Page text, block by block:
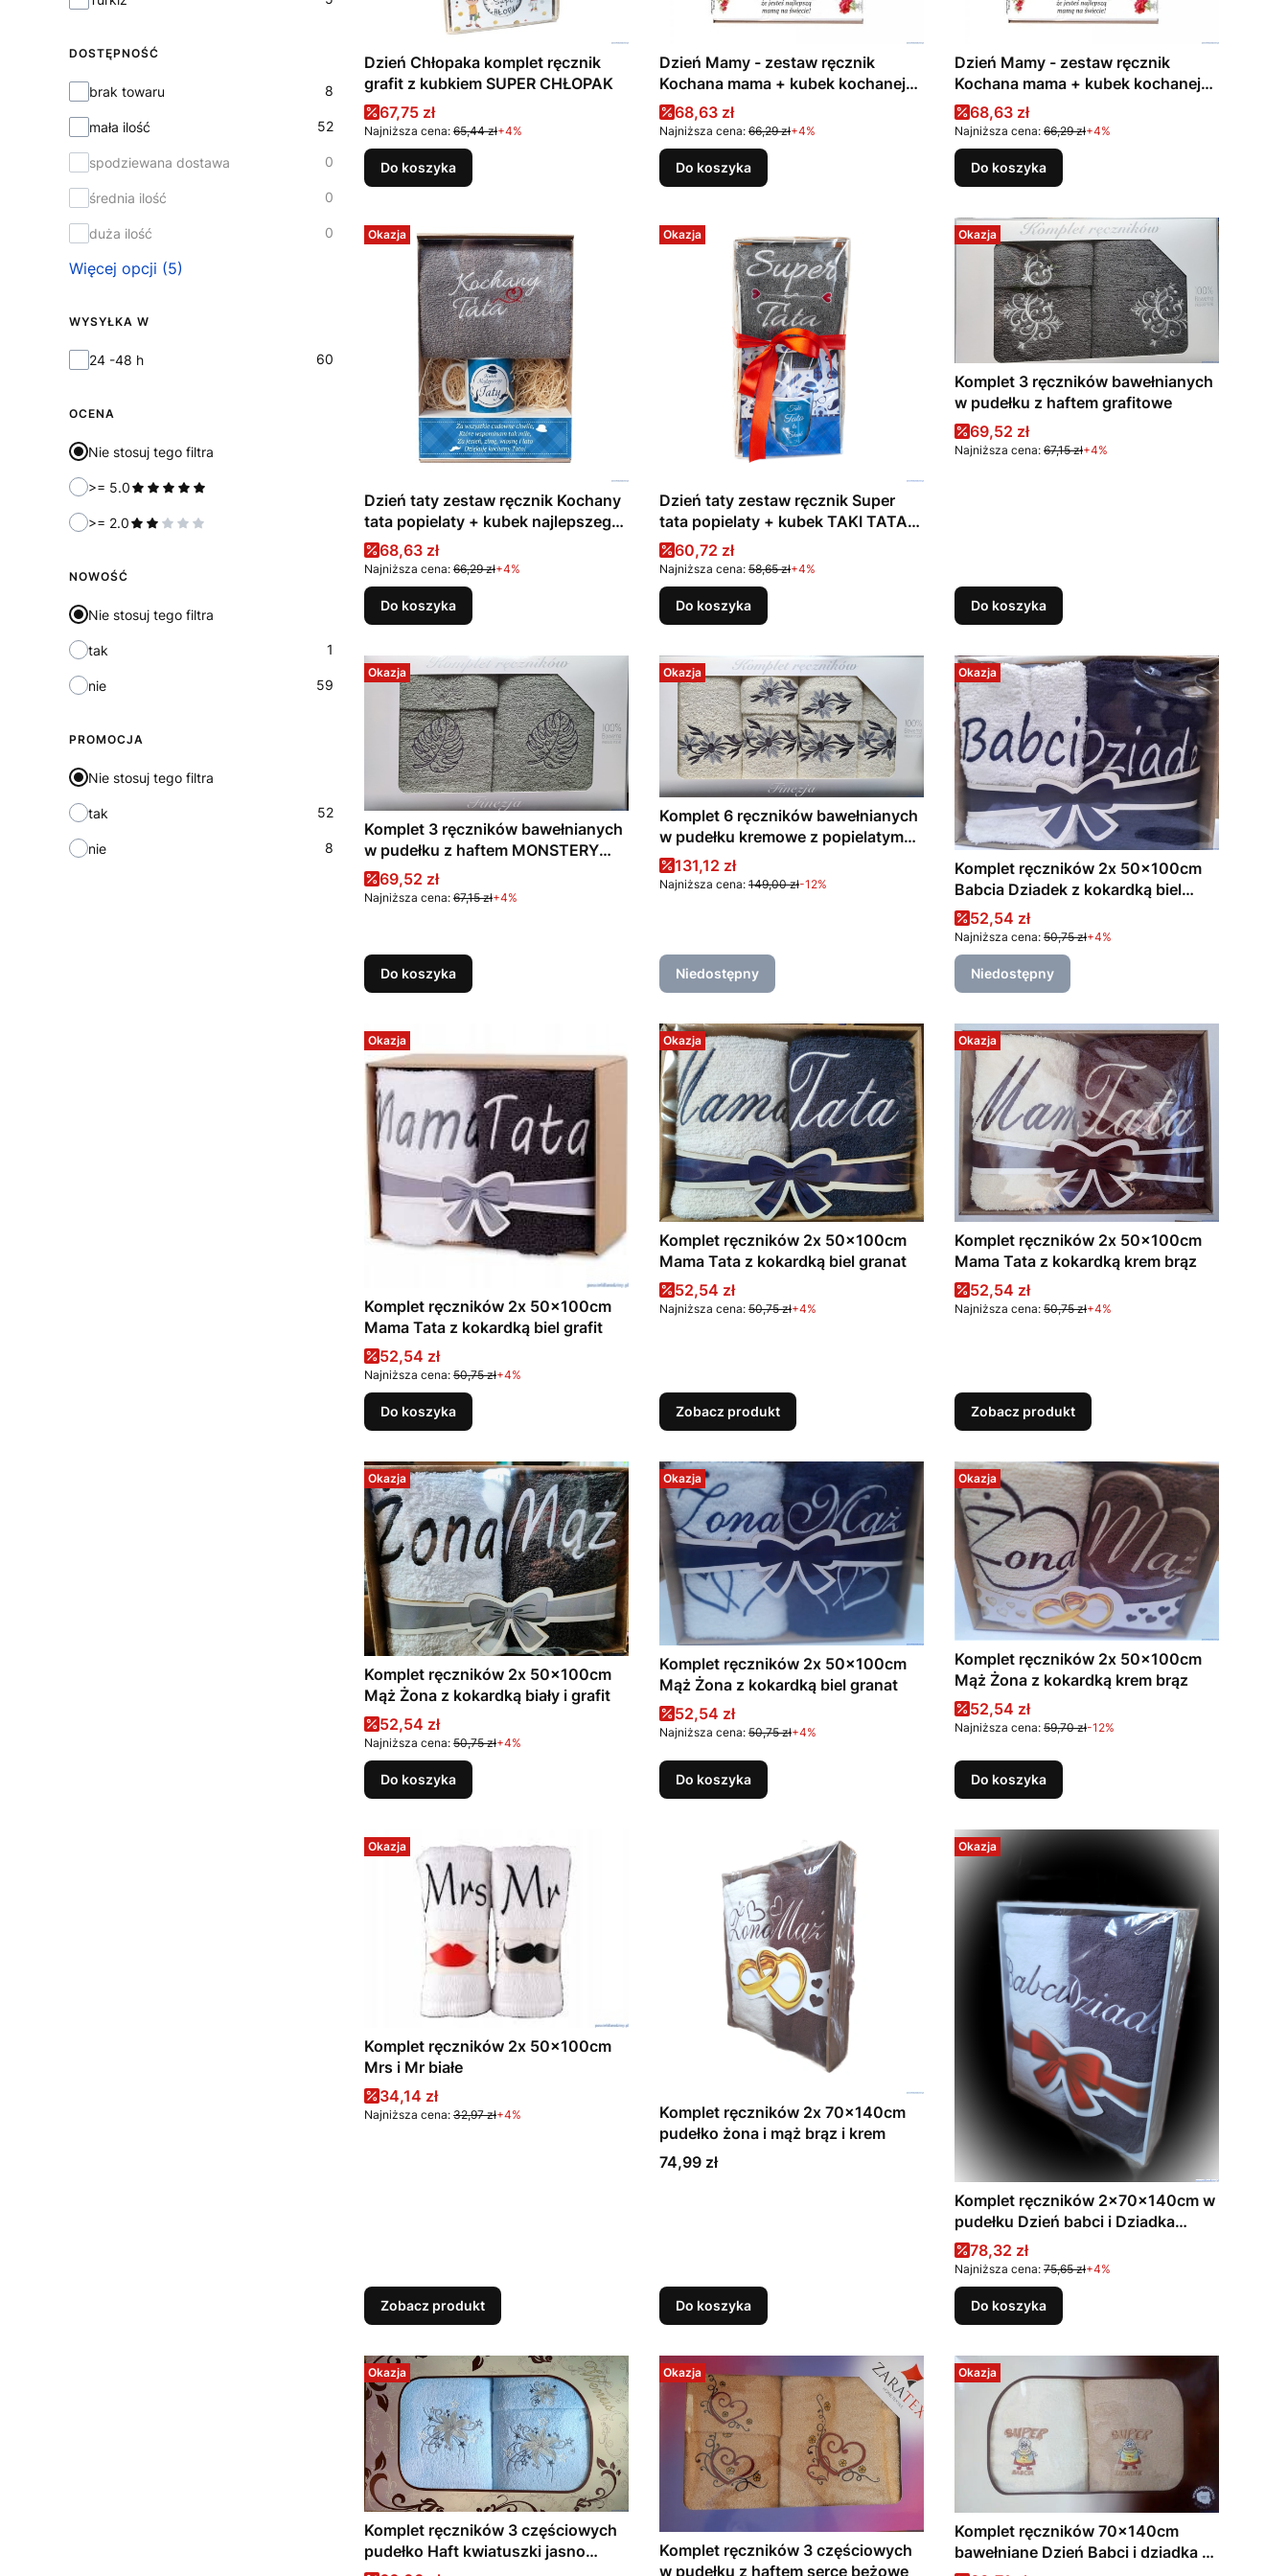
DOSTĘPNOŚĆ
Dostępność
brak towaru 8
mała ilość 52
spodziewana dostawa 0
średnia ilość 0
duża ilość 0
Więcej opcji (5)
WYSYŁKA W
Wysyłka w
24 -48 h 60
OCENA
Nie stosuj tego filtra
>= 5.0
>= 2.0
NOWOŚĆ
Nie stosuj tego filtra
tak 1
nie 59
PROMOCJA
Nie stosuj tego filtra
tak 52
nie 8
Dzień Chłopaka komplet ręcznik
grafit z kubkiem SUPER CHŁOPAK
Cena promocyjna
67,75 zł
Najniższa cena: 65,44 zł+4%
Do koszyka
Dzień Mamy - zestaw ręcznik
Kochana mama + kubek kochanej
mamy
Cena promocyjna
68,63 zł
Najniższa cena: 66,29 zł+4%
Do koszyka
Dzień Mamy - zestaw ręcznik
Kochana mama + kubek kochanej
mamy
Cena promocyjna
68,63 zł
Najniższa cena: 66,29 zł+4%
Do koszyka
Okazja
Dzień taty zestaw ręcznik Kochany
tata popielaty + kubek najlepszego
tatyCena promocyjna
68,63 zł
Najniższa cena: 66,29 zł+4%
Do koszyka
Okazja
Dzień taty zestaw ręcznik Super
tata popielaty + kubek TAKI TATA
TO SKARB
Cena promocyjna
60,72 zł
Najniższa cena: 58,65 zł+4%
Do koszyka
Okazja
Komplet 3 ręczników bawełnianych
w pudełku z haftem grafitowe
Cena promocyjna
69,52 zł
Najniższa cena: 67,15 zł+4%
Do koszyka
Okazja
Komplet 3 ręczników bawełnianych
w pudełku z haftem MONSTERY
kolor khaki
Cena promocyjna
69,52 zł
Najniższa cena: 67,15 zł+4%
Do koszyka
Okazja
Komplet 6 ręczników bawełnianych
w pudełku kremowe z popielatym
haftem kwiaty
Cena promocyjna
131,12 zł
Najniższa cena: 149,00 zł-12%
Niedostępny
Okazja
Komplet ręczników 2x 50x100cm
Babcia Dziadek z kokardką biel
granat
Cena promocyjna
52,54 zł
Najniższa cena: 50,75 zł+4%
Niedostępny
Okazja
Komplet ręczników 2x 50x100cm
Mama Tata z kokardką biel grafit
Cena promocyjna
52,54 zł
Najniższa cena: 50,75 zł+4%
Do koszyka
Okazja
Komplet ręczników 2x 50x100cm
Mama Tata z kokardką biel granat
Cena promocyjna
52,54 zł
Najniższa cena: 50,75 zł+4%
Zobacz produkt
Okazja
Komplet ręczników 2x 50x100cm
Mama Tata z kokardką krem brąz
Cena promocyjna
52,54 zł
Najniższa cena: 50,75 zł+4%
Zobacz produkt
Okazja
Komplet ręczników 2x 50x100cm
Mąż Żona z kokardką biały i grafit
Cena promocyjna
52,54 zł
Najniższa cena: 50,75 zł+4%
Do koszyka
Okazja
Komplet ręczników 2x 50x100cm
Mąż Żona z kokardką biel granat
Cena promocyjna
52,54 zł
Najniższa cena: 50,75 zł+4%
Do koszyka
Okazja
Komplet ręczników 2x 50x100cm
Mąż Żona z kokardką krem brąz
Cena promocyjna
52,54 zł
Najniższa cena: 59,70 zł-12%
Do koszyka
Okazja
Komplet ręczników 2x 50x100cm
Mrs i Mr białe
Cena promocyjna
34,14 zł
Najniższa cena: 32,97 zł+4%
Zobacz produkt
Komplet ręczników 2x 70x140cm
pudełko żona i mąż brąz i krem
Cena
74,99 zł
Do koszyka
Okazja
Komplet ręczników 2x70x140cm w
pudełku Dzień babci i Dziadka
Cena promocyjna
78,32 zł
Najniższa cena: 75,65 zł+4%
Do koszyka
Okazja
Komplet ręczników 3 częściowych
pudełko Haft kwiatuszki jasno
Okazja
Komplet ręczników 3 częściowych
w pudełku z haftem serce beżowe
Okazja
Komplet ręczników 70x140cm
bawełniane Dzień Babci i dziadka w